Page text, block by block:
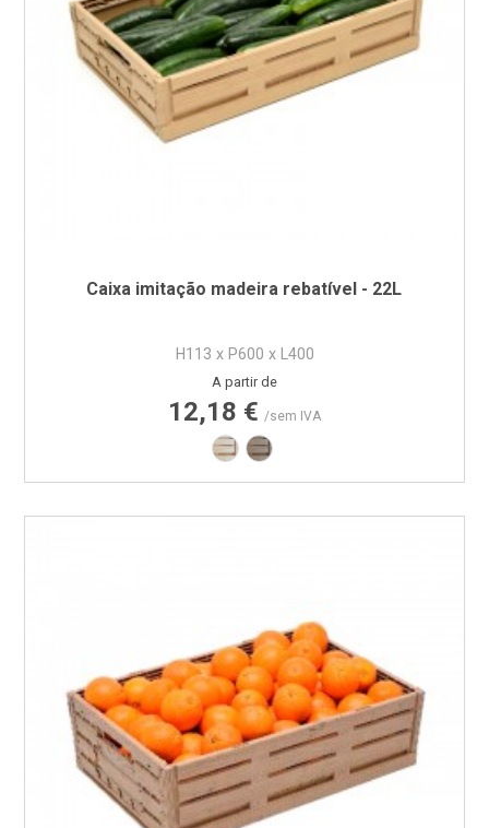
Caixa imitação madeira rebatível - 22L
H113 x P600 x L400
Preço
A partir de
12,18 € /sem IVA
Imitação Madeira - Castanho Claro
Imitação Madeira - Castanho